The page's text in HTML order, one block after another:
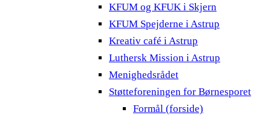
KFUM og KFUK i Skjern
KFUM Spejderne i Astrup
Kreativ café i Astrup
Luthersk Mission i Astrup
Menighedsrådet
Støtteforeningen for Børnesporet
Formål (forside)